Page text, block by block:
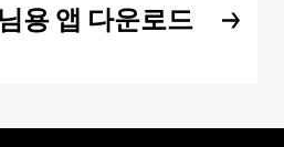
용 앱 다운로드